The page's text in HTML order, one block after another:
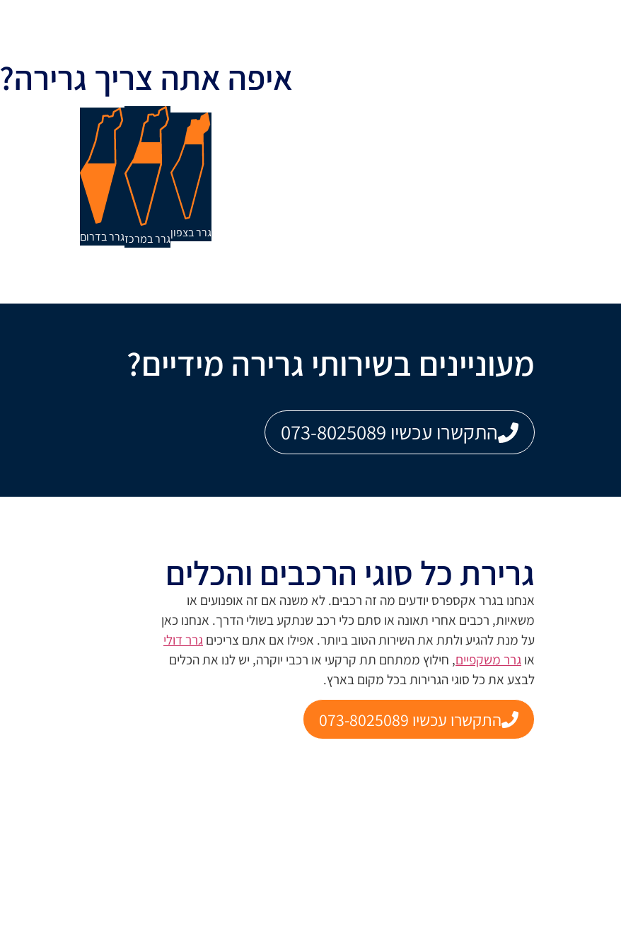
איפה אתה צריך גרירה?
גרר בצפוןגרר במרכזגרר בדרום
מעוניינים בשירותי גרירה מידיים?
התקשרו עכשיו 073-8025089
גרירת כל סוגי הרכבים והכלים
אנחנו בגרר אקספרס יודעים מה זה רכבים. לא משנה אם זה אופנועים או
משאיות, רכבים אחרי תאונה או סתם כלי רכב שנתקע בשולי הדרך. אנחנו כאן
על מנת להגיע ולתת את השירות הטוב ביותר. אפילו אם אתם צריכיםגרר דולי
אוגרר משקפיים, חילוץ ממתחם תת קרקעי או רכבי יוקרה, יש לנו את הכלים
לבצע את כל סוגי הגרירות בכל מקום בארץ.
התקשרו עכשיו 073-8025089